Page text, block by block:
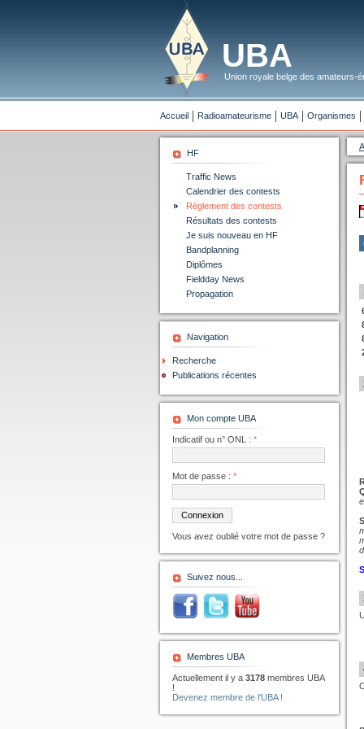
UBA
Union royale belge des amateurs-
Accueil Radioamateurisme UBA Organismes
HF
Traffic News
Calendrier des contests
Règlement des contests
Résultats des contests
Je suis nouveau en HF
Bandplanning
Diplômes
Fieldday News
Propagation
Navigation
Recherche
Publications récentes
Mon compte UBA
Indicatif ou n° ONL : *
Mot de passe : *
Vous avez oublié votre mot de passe ?
Suivez nous...
Membres UBA
Actuellement il y a 3178 membres UBA
!
Devenez membre de l'UBA !